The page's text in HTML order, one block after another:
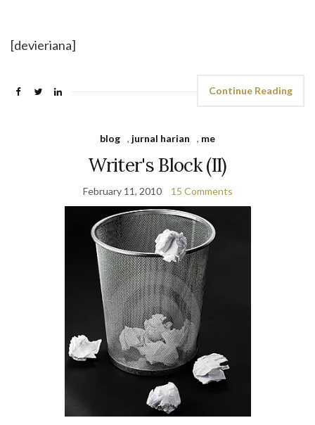
[devieriana]
Continue Reading
blog , jurnal harian , me
Writer's Block (II)
February 11, 2010 15 Comments